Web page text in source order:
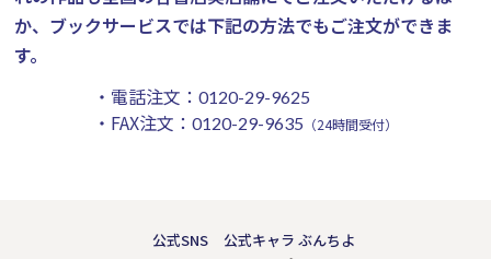
か、ブックサービスでは下記の方法でもご注文ができま
す。
・電話注文： 0120-29-9625
・FAX注文： 0120-29-9635 （24時間受付）
公式SNS 公式キャラ ぶんちよ